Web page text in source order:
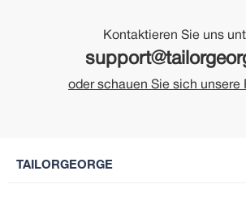
Kontaktieren Sie uns
oder schauen Sie sich unsere
TAILORGEORGE